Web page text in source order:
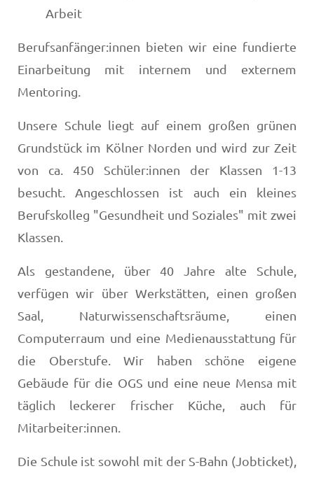
Arbeit
Berufsanfänger:innen bieten wir eine fundierte
Einarbeitung mit internem und externem
Mentoring.
Unsere Schule liegt auf einem großen grünen
Grundstück im Kölner Norden und wird zur Zeit
von ca. 450 Schüler:innen der Klassen 1-13
besucht. Angeschlossen ist auch ein kleines
Berufskolleg "Gesundheit und Soziales" mit zwei
Klassen.
Als gestandene, über 40 Jahre alte Schule,
verfügen wir über Werkstätten, einen großen
Saal, Naturwissenschaftsräume, einen
Computerraum und eine Medienausstattung für
die Oberstufe. Wir haben schöne eigene
Gebäude für die OGS und eine neue Mensa mit
täglich leckerer frischer Küche, auch für
Mitarbeiter:innen.
Die Schule ist sowohl mit der S-Bahn (Jobticket),